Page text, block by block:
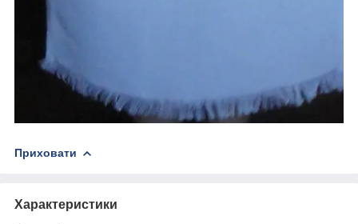
Приховати
Характеристики